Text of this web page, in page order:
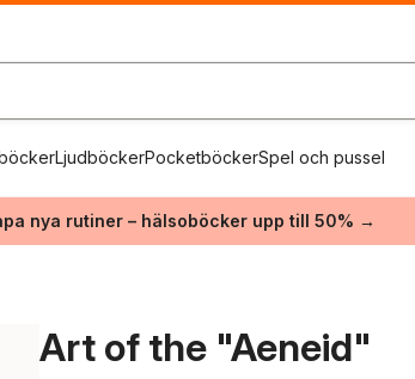
LjudböckerPocketböckerSpel och pussel
nya rutiner – hälsoböcker upp till 50% →
Art of the "Aeneid"